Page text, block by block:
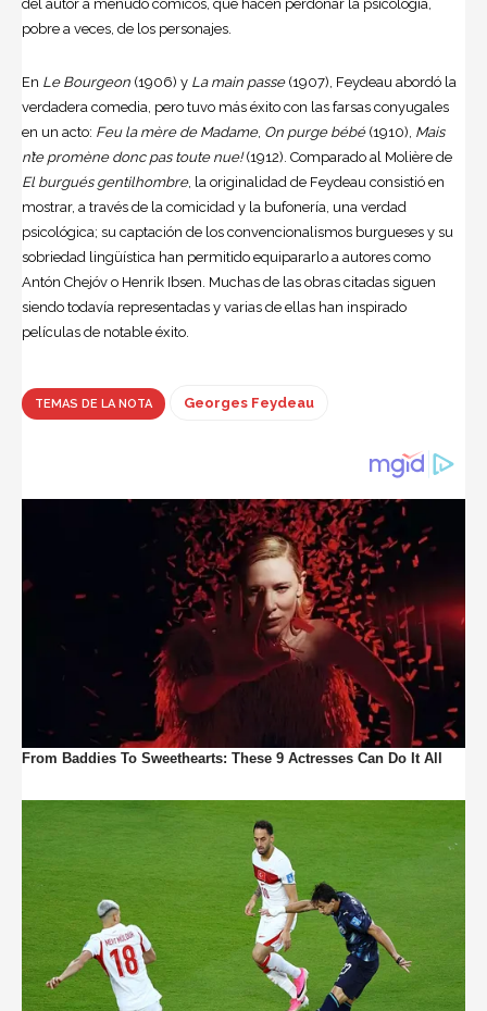
del autor a menudo cómicos, que hacen perdonar la psicología,
pobre a veces, de los personajes.
En Le Bourgeon (1906) y La main passe(1907), Feydeau abordó la
verdadera comedia, pero tuvo más éxito con las farsas conyugales
en un acto: Feu la mère de Madame, On purge bébé(1910), Mais
n’te promène donc pas toute nue!(1912). Comparado al Molière de
El burgués gentilhombre, la originalidad de Feydeau consistió en
mostrar, a través de la comicidad y la bufonería, una verdad
psicológica; su captación de los convencionalismos burgueses y su
sobriedad lingüística han permitido equipararlo a autores como
Antón Chejóv o Henrik Ibsen. Muchas de las obras citadas siguen
siendo todavía representadas y varias de ellas han inspirado
películas de notable éxito.
TEMAS DE LA NOTA Georges Feydeau